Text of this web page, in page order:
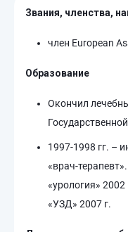
Звания, членства,
член European
Образование
Окончил
1997-1998 гг. –
«врач-
«урология»
«УЗД» 2007 г.